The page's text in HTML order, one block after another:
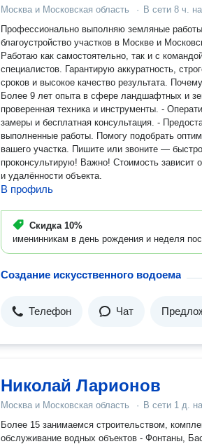
Москва и Московская область · В сети 8 ч.
Профессионально выполняю земляные
благоустройство участков в Москве и
Работаю как самостоятельно, так и с
специалистов. Гарантирую аккуратность,
сроков и высокое качество результата. Почему выбирают меня: -
Более 9 лет опыта в сфере ландшафтных и
проверенная техника и инструменты. -
замеры и бесплатная консультация. -
выполненные работы. Помогу подобрать оптимальное решение для
вашего участка. Пишите или звоните — быстро отвечу и
проконсультирую! Важно! Стоимость зависит от объема, сложности
и удалённости объекта.
В профиль
Скидка 10%
именинникам в день рождения и неделя
Создание искусственного водоема
Телефон Чат
Николай Ларионов
Москва и Московская область · В сети 1 д.
Более 15 занимаемся строительством,
обслуживание водных объектов - Фонтаны,